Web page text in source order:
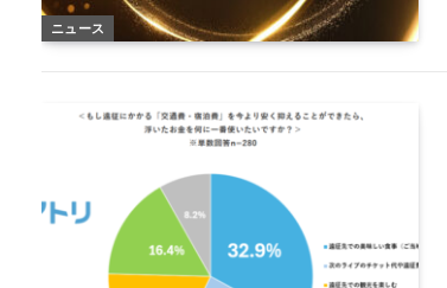
ニュース